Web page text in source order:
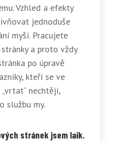
Vzhled a efekty
jednoduše
myší. Pracujete
a proto vždy
po úpravě
kteří se ve
nechtějí,
službu my.
stránek jsem laik.